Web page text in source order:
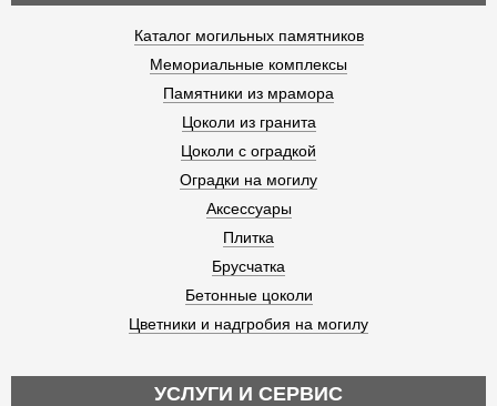
Каталог могильных памятников
Мемориальные комплексы
Памятники из мрамора
Цоколи из гранита
Цоколи с оградкой
Оградки на могилу
Аксессуары
Плитка
Брусчатка
Бетонные цоколи
Цветники и надгробия на могилу
УСЛУГИ И СЕРВИС